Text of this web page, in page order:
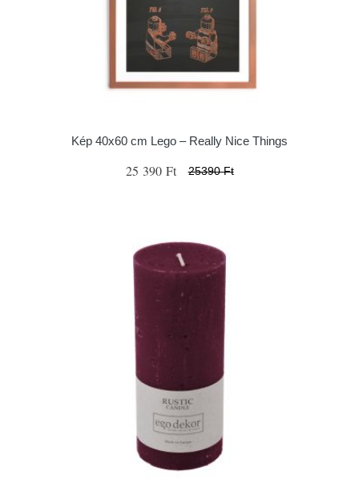
Kép 40x60 cm Lego – Really Nice Things
25 390 Ft 25390 Ft